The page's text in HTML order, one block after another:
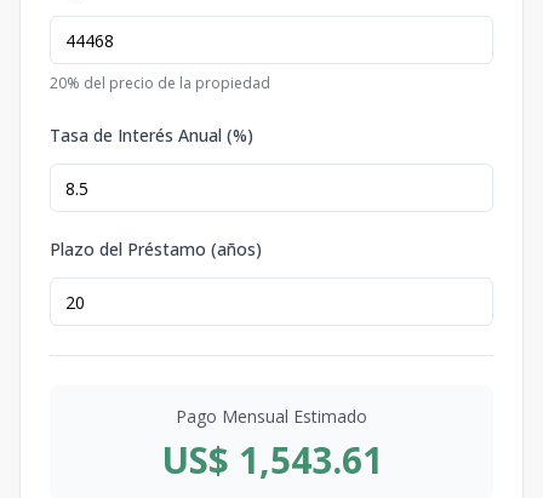
20% del precio de la propiedad
Tasa de Interés Anual (%)
Plazo del Préstamo (años)
Pago Mensual Estimado
US$ 1,543.61